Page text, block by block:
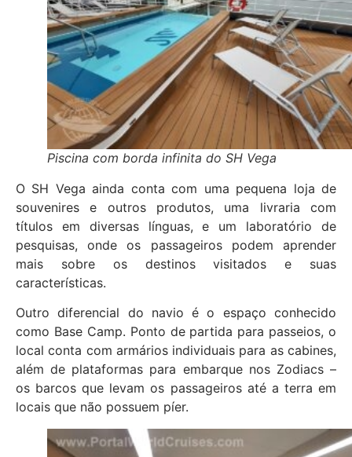
Piscina com borda infinita do SH Vega
O SH Vega ainda conta com uma pequena loja de
souvenires e outros produtos, uma livraria com
títulos em diversas línguas, e um laboratório de
pesquisas, onde os passageiros podem aprender
mais sobre os destinos visitados e suas
características.
Outro diferencial do navio é o espaço conhecido
como Base Camp. Ponto de partida para passeios, o
local conta com armários individuais para as cabines,
além de plataformas para embarque nos Zodiacs –
os barcos que levam os passageiros até a terra em
locais que não possuem píer.